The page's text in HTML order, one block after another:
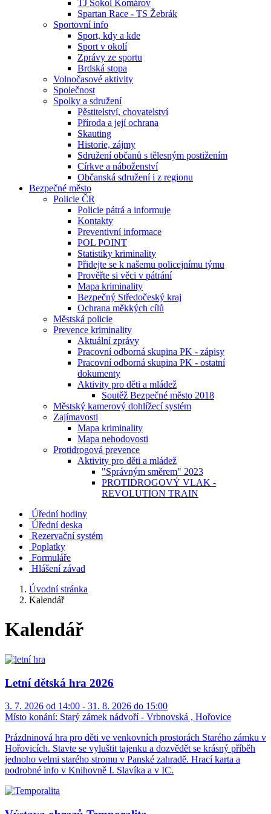
TJ Sokol Komárov
Spartan Race - TS Žebrák
Sportovní info
Sport, kdy a kde
Sport v okolí
Zprávy ze sportu
Brdská stopa
Volnočasové aktivity
Společnost
Spolky a sdružení
Pěstitelství, chovatelství
Příroda a její ochrana
Skauting
Historie, zájmy
Sdružení občanů s tělesným postižením
Církve a náboženství
Občanská sdružení i z regionu
Bezpečné město
Policie ČR
Policie pátrá a informuje
Kontakty
Preventivní informace
POL POINT
Statistiky kriminality
Přidejte se k našemu policejnímu týmu
Prověřte si věci v pátrání
Mapa kriminality
Bezpečný Středočeský kraj
Ochrana měkkých cílů
Městská policie
Prevence kriminality
Aktuální zprávy
Pracovní odborná skupina PK - zápisy
Pracovní odborná skupina PK - ostatní
dokumenty
Aktivity pro děti a mládež
Soutěž Bezpečné město 2018
Městský kamerový dohlížecí systém
Zajímavosti
Mapa kriminality
Mapa nehodovosti
Protidrogová prevence
Aktivity pro děti a mládež
"Správným směrem" 2023
PROTIDROGOVÝ VLAK -
REVOLUTION TRAIN
Úřední hodiny
Úřední deska
Rezervační systém
Poplatky
Formuláře
Hlášení závad
Úvodní stránka
Kalendář
Kalendář
Letní dětská hra 2026
3. 7. 2026 od 14:00 - 31. 8. 2026 do 15:00
Místo konání: Starý zámek nádvoří - Vrbnovská , Hořovice
Prázdninová hra pro děti ve venkovních prostorách Starého zámku v
Hořovicích. Stavte se vyluštit tajenku a dozvědět se krásný příběh
jednoho velmi starého stromu v Panské zahradě. Hrací karta a
podrobné info v Knihovně I. Slavíka a v IC.